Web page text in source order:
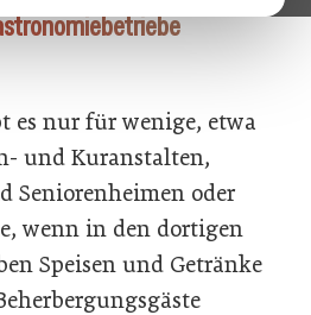
es nur für wenige, etwa
und Kuranstalten,
Seniorenheimen oder
wenn in den dortigen
Speisen und Getränke